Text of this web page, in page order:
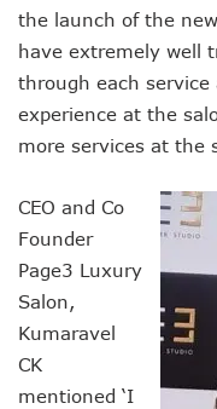
the launch of the
have extremely well
through each
experience at the
more services at the
CEO and Co
Founder
Page3 Luxury
Salon,
Kumaravel
CK
mentioned ‘I